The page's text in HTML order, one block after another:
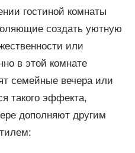
гостиной комнаты
создать уютную
или
в этой комнате
семейные вечера или
такого эффекта,
дополняют другим